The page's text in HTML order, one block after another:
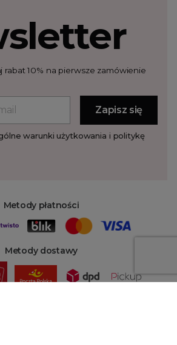
Metody płatności
Metody dostawy
rabat 10% na pierwsze zamówienie
warunki użytkowania i politykę